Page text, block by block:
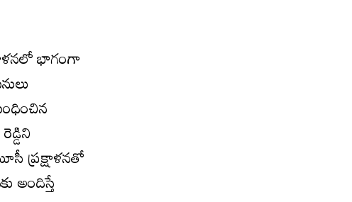
భాగంగా
ప్రక్షాళనతో
అందిస్తే